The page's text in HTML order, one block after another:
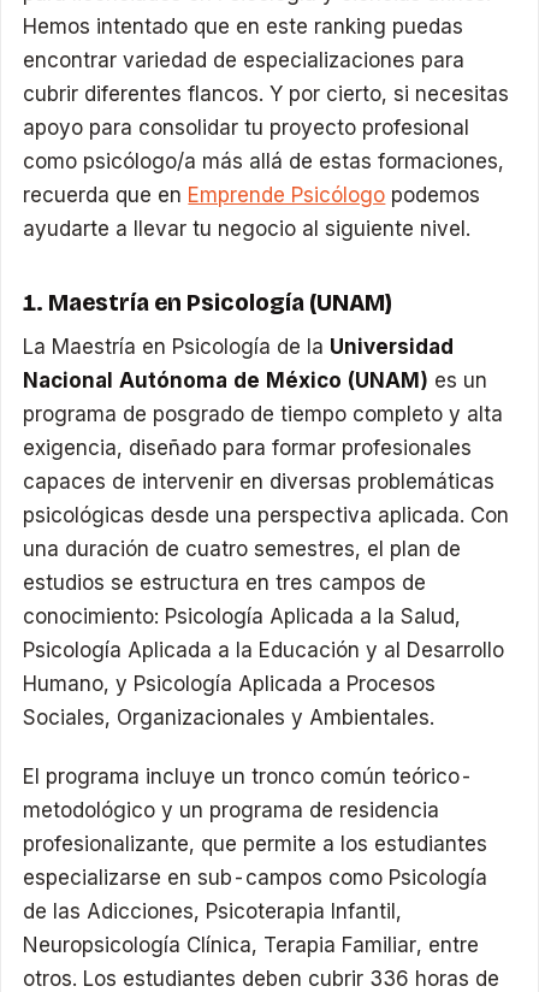
Hemos intentado que en este ranking puedas
encontrar variedad de especializaciones para
cubrir diferentes flancos. Y por cierto, si necesitas
apoyo para consolidar tu proyecto profesional
como psicólogo/a más allá de estas formaciones,
recuerda que en Emprende Psicólogo podemos
ayudarte a llevar tu negocio al siguiente nivel.
1. Maestría en Psicología (UNAM)
La Maestría en Psicología de la Universidad
Nacional Autónoma de México (UNAM) es un
programa de posgrado de tiempo completo y alta
exigencia, diseñado para formar profesionales
capaces de intervenir en diversas problemáticas
psicológicas desde una perspectiva aplicada. Con
una duración de cuatro semestres, el plan de
estudios se estructura en tres campos de
conocimiento: Psicología Aplicada a la Salud,
Psicología Aplicada a la Educación y al Desarrollo
Humano, y Psicología Aplicada a Procesos
Sociales, Organizacionales y Ambientales.
El programa incluye un tronco común teórico-
metodológico y un programa de residencia
profesionalizante, que permite a los estudiantes
especializarse en sub-campos como Psicología
de las Adicciones, Psicoterapia Infantil,
Neuropsicología Clínica, Terapia Familiar, entre
otros. Los estudiantes deben cubrir 336 horas de